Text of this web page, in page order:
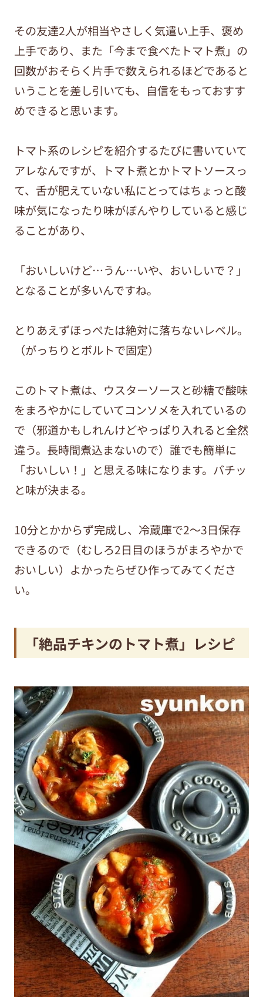
その友達2人が相当やさしく気遣い上手、褒め
上手であり、また「今まで食べたトマト煮」の
回数がおそらく片手で数えられるほどであると
いうことを差し引いても、自信をもっておすす
めできると思います。
トマト系のレシピを紹介するたびに書いていて
アレなんですが、トマト煮とかトマトソースっ
て、舌が肥えていない私にとってはちょっと酸
味が気になったり味がぼんやりしていると感じ
ることがあり、
「おいしいけど…うん…いや、おいしいで？」
となることが多いんですね。
とりあえずほっぺたは絶対に落ちないレベル。
（がっちりとボルトで固定）
このトマト煮は、ウスターソースと砂糖で酸味
をまろやかにしていてコンソメを入れているの
で（邪道かもしれんけどやっぱり入れると全然
違う。長時間煮込まないので）誰でも簡単に
「おいしい！」と思える味になります。バチッ
と味が決まる。
10分とかからず完成し、冷蔵庫で2～3日保存
できるので（むしろ2日目のほうがまろやかで
おいしい）よかったらぜひ作ってみてくださ
い。
「絶品チキンのトマト煮」レシピ